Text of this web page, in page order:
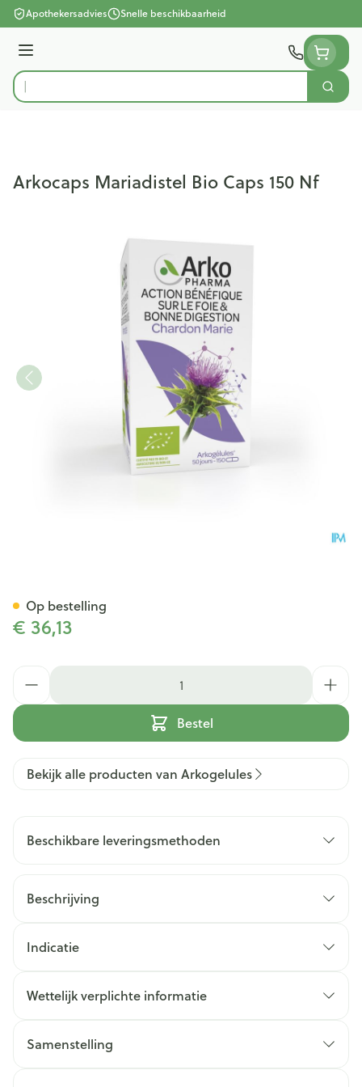
Ga naar de inhoud
Apothekersadvies Snelle beschikbaarheid
Menu
Product, merk, categorie... Zoek
Arkocaps Mariadistel Bio Caps 150 Nf
€ 36,13
Bestel
Op bestelling
Bekijk alle producten van Arkogelules
Beschikbare leveringsmethoden
Beschrijving
Indicatie
Wettelijk verplichte informatie
Samenstelling